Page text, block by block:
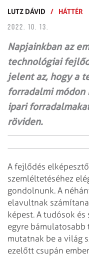
LUTZ DÁVID / HÁTTÉR
2022. 10. 13.
Napjainkban az
technológiai
jelent az, hogy a
forradalmi módon
ipari
röviden.
A fejlődés
szemléltetéséhez
gondolnunk. A
elavultnak
képest. A tudósok
egyre
mutatnak be a világ
ezelőtt csupán